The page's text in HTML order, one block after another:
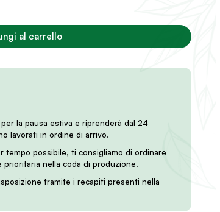
al carrello
la pausa estiva e riprenderà dal 24
lavorati in ordine di arrivo.
possibile, ti consigliamo di ordinare
nella coda di produzione.
tramite i recapiti presenti nella